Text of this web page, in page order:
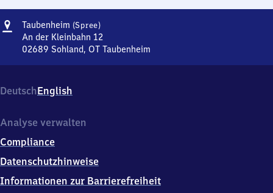
Adresse
Taubenheim (Spree)Taubenheim
(Spree)
An der Kleinbahn 12
02689 Sohland, OT Taubenheim
An
der
12,
2
6
9
DeutschEnglish
Analyse verwalten
Compliance
Datenschutzhinweise
Informationen zur Barrierefreiheit